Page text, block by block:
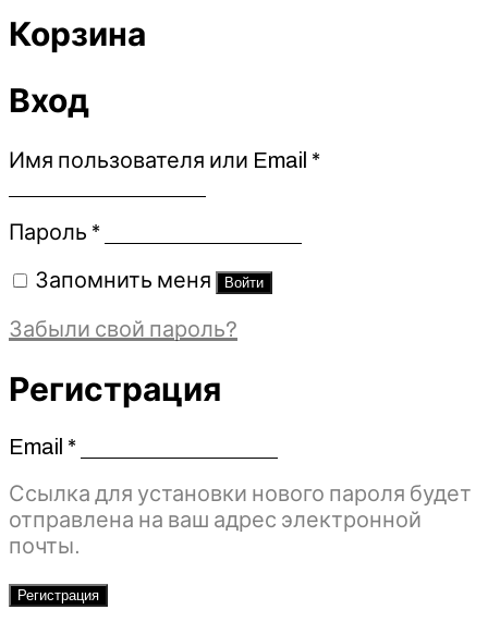
Корзина
Вход
Имя пользователя или Email *Обязательно
Пароль *Обязательно
Запомнить меня Войти
Забыли свой пароль?
Регистрация
Email *Обязательно
Ссылка для установки нового пароля будет
отправлена ​​на ваш адрес электронной
почты.
Регистрация